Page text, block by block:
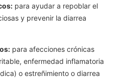
para ayudar a repoblar el
y prevenir la diarrea
para afecciones crónicas
enfermedad inflamatoria
o estreñimiento o diarrea